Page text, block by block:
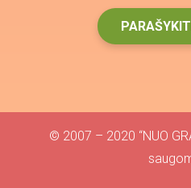
© 2007 – 2020 “NUO